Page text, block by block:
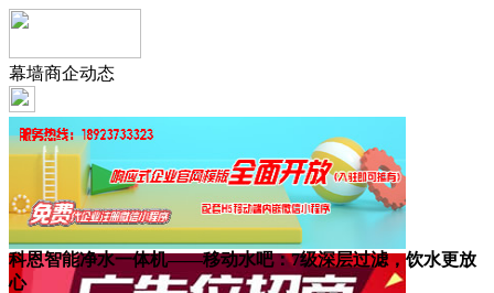
幕墙商企动态
科恩智能净水一体机——移动水吧：7级深层过滤，饮水更放
心